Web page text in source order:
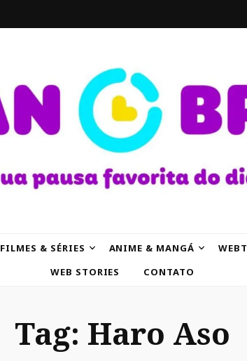
FILMES & SÉRIES ANIME & MANGÁ
WEB STORIES
CONTATO
Tag: Haro Aso